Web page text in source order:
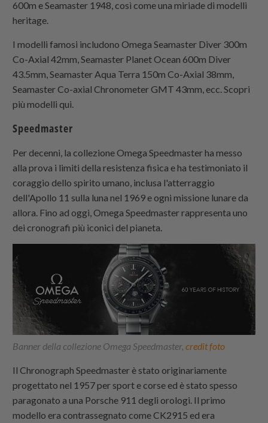
600m e Seamaster 1948, così come una miriade di modelli
heritage.
I modelli famosi includono Omega Seamaster Diver 300m
Co-Axial 42mm, Seamaster Planet Ocean 600m Diver
43.5mm, Seamaster Aqua Terra 150m Co-Axial 38mm,
Seamaster Co-axial Chronometer GMT 43mm, ecc. Scopri
più modelli qui.
Speedmaster
Per decenni, la collezione Omega Speedmaster ha messo
alla prova i limiti della resistenza fisica e ha testimoniato il
coraggio dello spirito umano, inclusa l'atterraggio
dell'Apollo 11 sulla luna nel 1969 e ogni missione lunare da
allora. Fino ad oggi, Omega Speedmaster rappresenta uno
dei cronografi più iconici del pianeta.
Banner della collezione Omega Speedmaster,credit foto
Il Chronograph Speedmaster è stato originariamente
progettato nel 1957 per sport e corse ed è stato spesso
paragonato a una Porsche 911 degli orologi. Il primo
modello era contrassegnato come CK2915 ed era